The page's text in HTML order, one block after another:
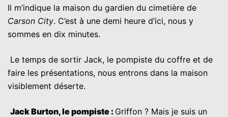
Il m’indique la maison du gardien du cimetière de
Carson City. C’est à une demi heure d’ici, nous y
sommes en dix minutes.
Le temps de sortir Jack, le pompiste du coffre et de
faire les présentations, nous entrons dans la maison
visiblement déserte.
Jack Burton, le pompiste : Griffon ? Mais je suis un